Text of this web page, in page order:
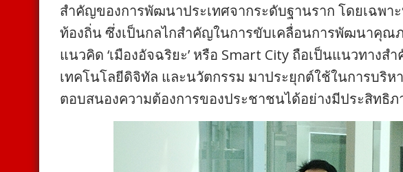
สำคัญของการพัฒนาประเทศจากระดับฐานราก โดยเฉพา
ท้องถิ่น ซึ่งเป็นกลไกสำคัญในการขับเคลื่อนการพัฒนาคุ
แนวคิด ‘เมืองอัจฉริยะ’ หรือ Smart City ถือเป็นแนวทาง
เทคโนโลยีดิจิทัล และนวัตกรรม มาประยุกต์ใช้ในการบริห
ตอบสนองความต้องการของประชาชนได้อย่างมีประสิทธิภ